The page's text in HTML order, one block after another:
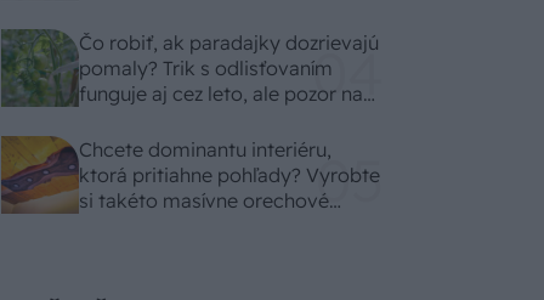
Čo robiť, ak paradajky dozrievajú
pomaly? Trik s odlisťovaním
funguje aj cez leto, ale pozor na
Chcete dominantu interiéru,
ktorá pritiahne pohľady? Vyrobte
si takéto masívne orechové